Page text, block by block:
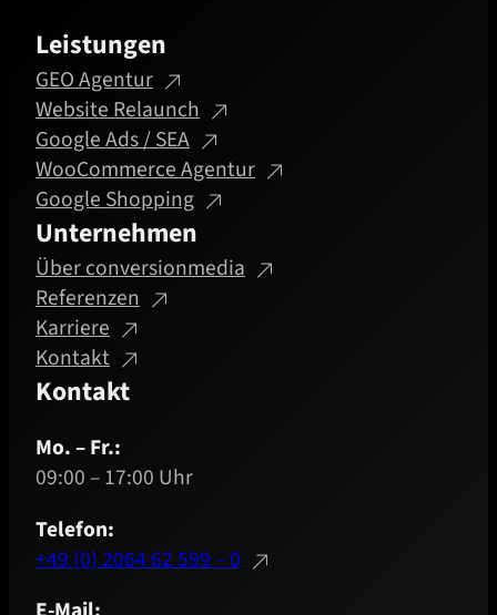
Leistungen
GEO Agentur
Website Relaunch
Google Ads / SEA
WooCommerce Agentur
Google Shopping
Unternehmen
Über conversionmedia
Referenzen
Karriere
Kontakt
Kontakt
Mo. – Fr.:
09:00 – 17:00 Uhr
Telefon:
+49 (0) 2064 62 599 – 0